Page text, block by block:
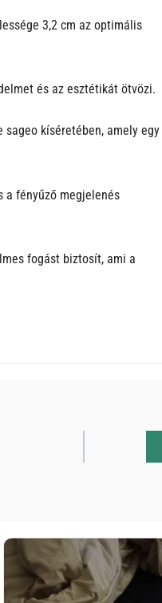
3,2 cm az optimális
és az esztétikát ötvözi.
kíséretében, amely egy
a fényűző megjelenés
fogást biztosít, ami a